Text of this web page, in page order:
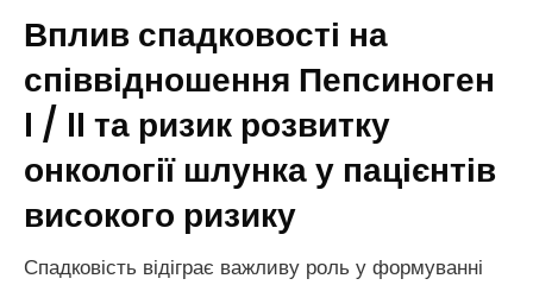
Вплив спадковості на
співвідношення Пепсиноген
I / II та ризик розвитку
онкології шлунка у пацієнтів
високого ризику
Спадковість відіграє важливу роль у формуванні